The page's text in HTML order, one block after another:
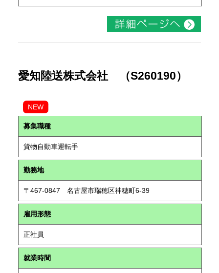
愛知陸送株式会社 （S260190）
NEW
募集職種
貨物自動車運転手
勤務地
〒467-0847 名古屋市瑞穂区神穂町6-39
雇用形態
正社員
就業時間